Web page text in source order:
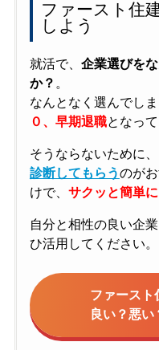
ファースト住
しよう
就活で、 企業選びを
か？ 。
なんとなく選んでし
０、早期退職となっ
そうならないために
診断してもらうのが
けで、 サクッと簡単
自分と相性の良い企
ひ活用してください。
ファースト
良い？悪い